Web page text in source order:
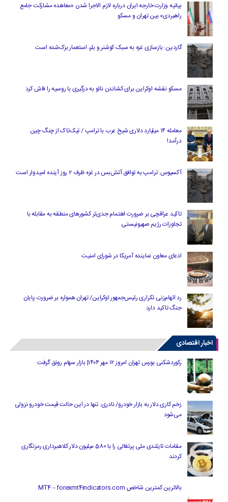
بیانیه وزارت خارجه ایران درباره لازم‌ الاجرا شدن «معاهده مشارکت جامع
راهبردی» بین تهران و مسکو
گاردین: بازسازی غزه به سبک کوشنر و بلر، استعمار بزک‌شده است
مسکو نقشه اوکراین برای کشاندن ناتو به درگیری با روسیه را فاش کرد
معامله ۱۴ میلیارد دلاری شیخ عرب با ترامپ / تیک‌تاک از چنگ چین
درآمد!
آکسیوس: ترامپ به توافق آتش‌بس در غزه ظرف ۲ روز آینده امیدوار است
تاکید عراقچی بر ضرورت اهتمام جدی‌تر کشورهای منطقه به مقابله با
تجاوزات رژیم صهیونیستی
ادعای معاون نماینده آمریکا در شورای امنیت
رد اتهام‌زنی تکراری رئیس‌جمهور اوکراین/ تهران همواره بر ضرورت پایان
جنگ تاکید دارد
اخبار اقتصادی
رکوردشکنی بورس تهران امروز ۱۲ مهر ۱۴۰۴| بازار سهام رونق گرفت
زخم کاری دلار به بازار خودرو/ نادری: تنها در این حالت قیمت خودرو نزولی
می‌شود
مقامات تایلندی ملی پرتغالی را با 580 میلیون دلار کلاهبرداری رمزنگاری
کردند
بالاترین کمترین شاخص MT4 – forexmt4indicators.com